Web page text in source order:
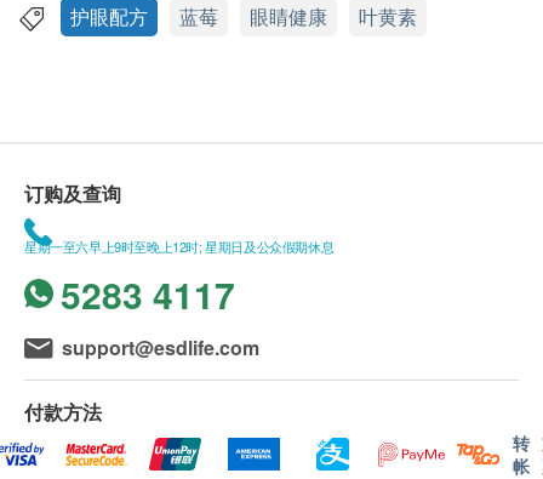
服用方法
小米草：100毫克
山桑子(蓝莓)提取物：40毫克
接骨木果提取物： 15毫克
注意事项
如您正在怀孕或哺乳，服用此产品前请先咨询医
生。
health.ESDlife保留最终决议权。
屿山 (包括愉景湾), 南丫岛, 长洲, 坪洲, 大澳, 梅窝, 昂
平"
3. 不排除运送时间会因节日而有所影响。当八号烈风
讯号悬掛或黑色暴雨警告生效时，送货服务时间将会
延迟。
4. 所有订单须视乎相关货品的供应情况再作最後确
认。倘若健康网购health.ESDlife未能提供任何订单上
的货品，健康网购health.ESDlife有权拒绝接受该订
护眼配方 蓝莓 眼睛健康 叶黄素
订购及查询
星期一至六早上9时至晚上12时; 星期日及公众假期休息
5283 4117
support@esdlife.com
付款方法
转
帐